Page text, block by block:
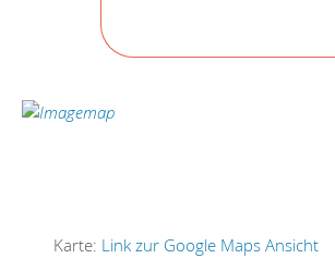
Karte: Link zur Google Maps Ansicht